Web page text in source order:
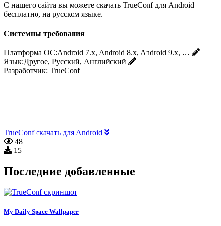
С нашего сайта вы можете скачать TrueConf для Android
бесплатно, на русском языке.
Системны требования
Платформа ОС:Android 7.x, Android 8.x, Android 9.x, …
Язык:Другое, Русский, Английский
Разработчик: TrueConf
TrueConf скачать для Android
48
15
Последние добавленные
My Daily Space Wallpaper